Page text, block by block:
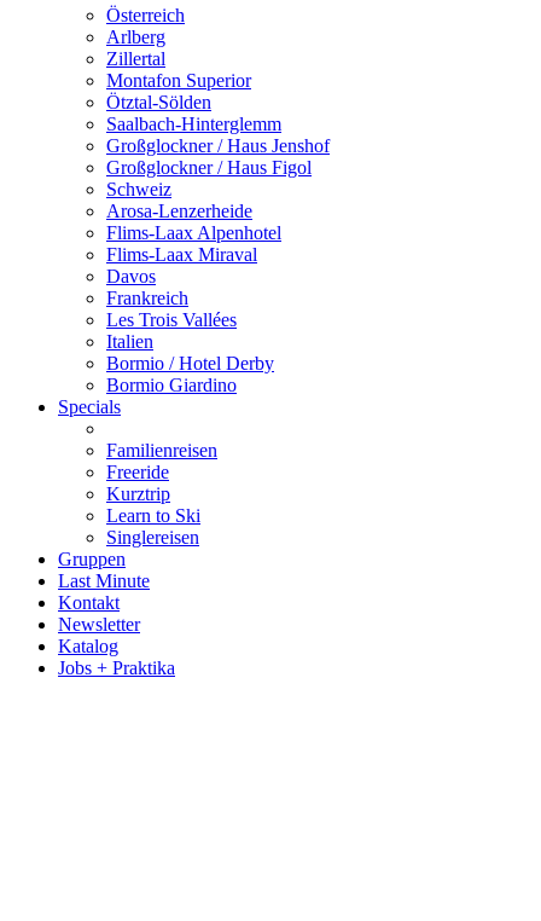
Österreich
Arlberg
Zillertal
Montafon Superior
Ötztal-Sölden
Saalbach-Hinterglemm
Großglockner / Haus Jenshof
Großglockner / Haus Figol
Schweiz
Arosa-Lenzerheide
Flims-Laax Alpenhotel
Flims-Laax Miraval
Davos
Frankreich
Les Trois Vallées
Italien
Bormio / Hotel Derby
Bormio Giardino
Specials
Familienreisen
Freeride
Kurztrip
Learn to Ski
Singlereisen
Gruppen
Last Minute
Kontakt
Newsletter
Katalog
Jobs + Praktika